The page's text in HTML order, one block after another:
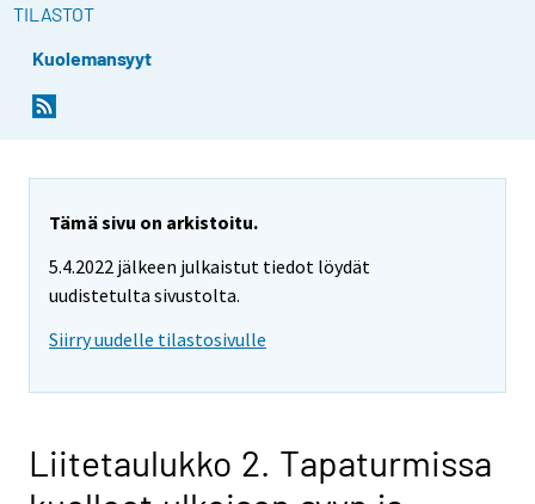
TILASTOT
Kuolemansyyt
Tämä sivu on arkistoitu.
5.4.2022 jälkeen julkaistut tiedot löydät
uudistetulta sivustolta.
Siirry uudelle tilastosivulle
Liitetaulukko 2. Tapaturmissa